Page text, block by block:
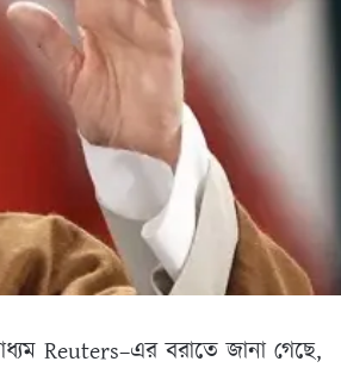
Reuters–এর বরাতে জানা গেছে,